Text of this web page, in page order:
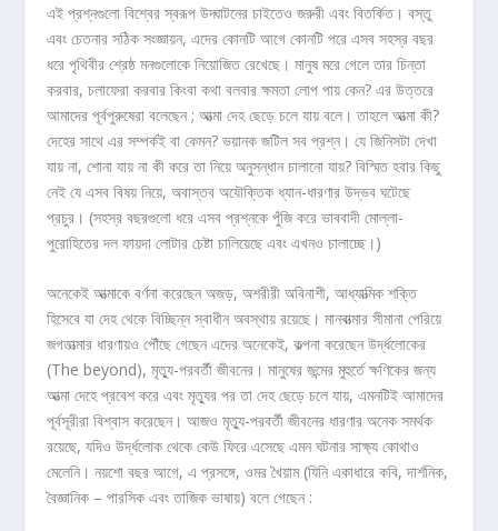
এই প্রশ্নগুলো বিশ্বের স্বরূপ উদ্ঘাটনের চাইতেও জরুরী এবং বিতর্কিত। বস্তু
এবং চেতনার সঠিক সংজ্ঞায়ন, এদের কোনটি আগে কোনটি পরে এসব সহস্র বছর
ধরে পৃথিবীর শ্রেষ্ঠ মনগুলোকে নিয়োজিত রেখেছে। মানুষ মরে গেলে তার চিন্তা
করবার, চলাফেরা করবার কিংবা কথা বলবার ক্ষমতা লোপ পায় কেন? এর উত্তরে
আমাদের পূর্বপুরুষেরা বলেছেন ; আত্মা দেহ ছেড়ে চলে যায় বলে। তাহলে আত্মা কী?
দেহের সাথে এর সম্পর্কই বা কেমন? ভয়ানক জটিল সব প্রশ্ন। যে জিনিসটা দেখা
যায় না, শোনা যায় না কী করে তা নিয়ে অনুসন্ধান চালানো যায়? বিস্মিত হবার কিছু
নেই যে এসব বিষয় নিয়ে, অবাস্তব অযৌক্তিক ধ্যান-ধারণার উদ্ভব ঘটেছে
প্রচুর। (সহস্র বছরগুলো ধরে এসব প্রশ্নকে পুঁজি করে ভাববাদী মোল্লা-
পুরোহিতের দল ফায়দা লোটার চেষ্টা চালিয়েছে এবং এখনও চালাচ্ছে।)
অনেকেই আত্মাকে বর্ণনা করেছেন অজড়, অশরীরী অবিনাশী, আধ্যাত্মিক শক্তি
হিসেবে যা দেহ থেকে বিচ্ছিন্ন স্বাধীন অবস্থায় রয়েছে। মানবাত্মার সীমানা পেরিয়ে
জগতাত্মার ধারণায়ও পৌঁছে গেছেন এদের অনেকেই, কল্পনা করেছেন উর্দ্ধলোকের
(The beyond), মৃত্যু-পরবর্তী জীবনের। মানুষের জন্মের মুহুর্তে ক্ষণিকের জন্য
আত্মা দেহে প্রবেশ করে এবং মৃত্যুর পর তা দেহ ছেড়ে চলে যায়, এমনটিই আমাদের
পূর্বসূরীরা বিশ্বাস করেছেন। আজও মৃত্যু-পরবর্তী জীবনের ধারণার অনেক সমর্থক
রয়েছে, যদিও উর্দ্ধলোক থেকে কেউ ফিরে এসেছে এমন ঘটনার সাক্ষ্য কোথাও
মেলেনি। নয়শো বছর আগে, এ প্রসঙ্গে, ওমর খৈয়াম (যিনি একাধারে কবি, দার্শনিক,
বৈজ্ঞানিক – পারসিক এবং তাজিক ভাষায়) বলে গেছেন :